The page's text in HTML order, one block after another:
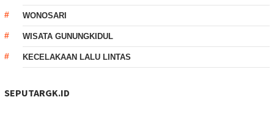
WONOSARI
WISATA GUNUNGKIDUL
KECELAKAAN LALU LINTAS
SEPUTARGK.ID